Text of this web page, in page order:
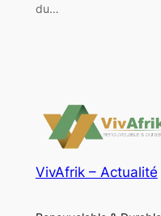
du…
VivAfrik – Actualité